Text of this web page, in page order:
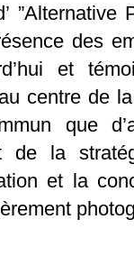
des
et
centre de
que
de la
et la